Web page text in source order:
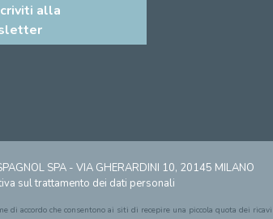
alla
SPA - VIA GHERARDINI 10, 20145 MILANO
sul trattamento dei dati personali
accordo che consentono ai siti di recepire una piccola quota dei